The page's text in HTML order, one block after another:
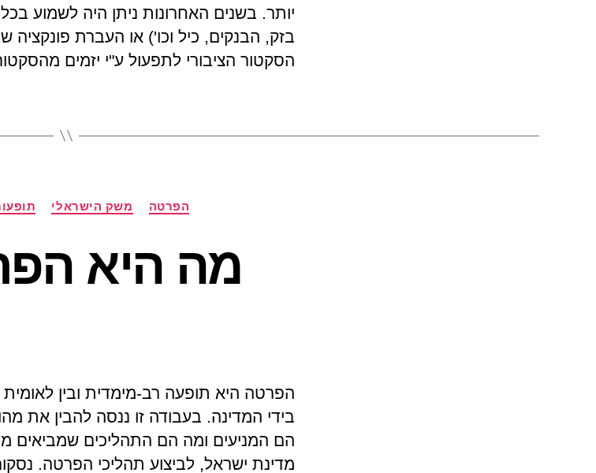
יותר. בשנים האחרונות ניתן היה לשמוע
בזק, הבנקים, כיל וכו') או העברת פונקציה
הסקטור הציבורי לתפעול ע"י יזמים
קטגוריות הפרטה משק הישראלי
מה היא
הפרטה היא תופעה רב-מימדית ובין לאומית
בידי המדינה. בעבודה זו ננסה להבין את
הם המניעים ומה הם התהליכים שמביאים
מדינת ישראל, לביצוע תהליכי הפרטה.